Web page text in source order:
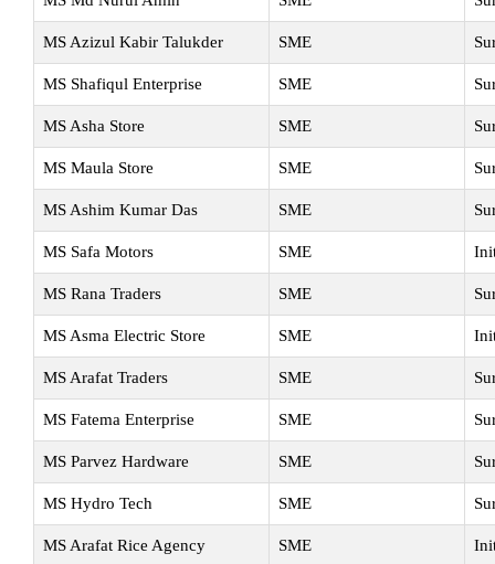
MS Azizul Kabir Talukder SME
MS Shafiqul Enterprise SME
MS Asha Store SME
MS Maula Store SME
MS Ashim Kumar Das SME
MS Safa Motors SME
MS Rana Traders SME
MS Asma Electric Store SME
MS Arafat Traders SME
MS Fatema Enterprise SME
MS Parvez Hardware SME
MS Hydro Tech SME
MS Arafat Rice Agency SME